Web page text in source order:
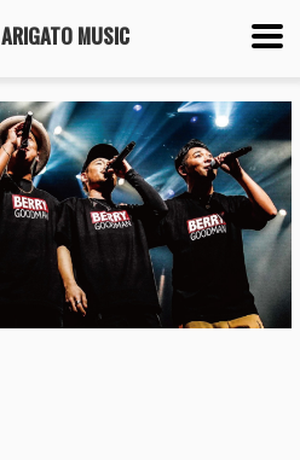
ARIGATO MUSIC